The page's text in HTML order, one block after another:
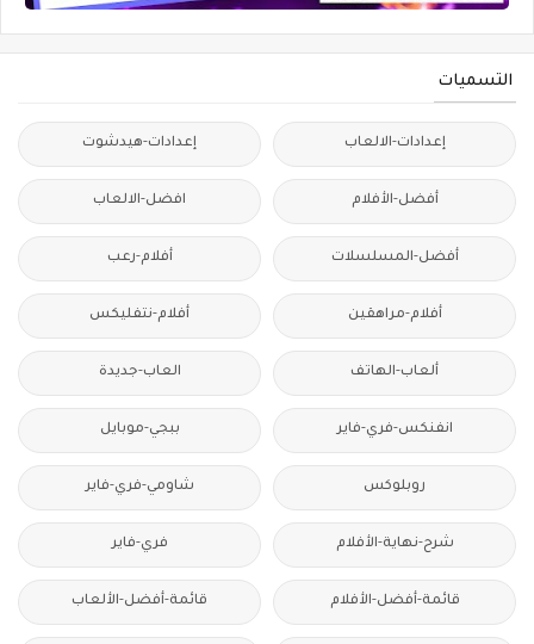
التسميات
إعدادات-الالعاب إعدادات-هيدشوت
أفضل-الأفلام افضل-الالعاب
أفضل-المسلسلات أفلام-رعب
أفلام-مراهقين أفلام-نتفليكس
ألعاب-الهاتف العاب-جديدة
انفنكس-فري-فاير ببجي-موبايل
روبلوكس شاومي-فري-فاير
شرح-نهاية-الأفلام فري-فاير
قائمة-أفضل-الأفلام قائمة-أفضل-الألعاب